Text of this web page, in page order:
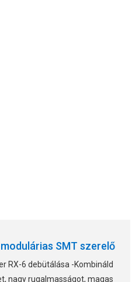
SMT szerelő
RX-6 debütálása -Kombináld
nagy rugalmasságot, magas